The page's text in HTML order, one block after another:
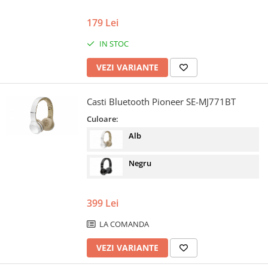
179 Lei
IN STOC
VEZI VARIANTE
Casti Bluetooth Pioneer SE-MJ771BT
Culoare:
Alb
Negru
399 Lei
LA COMANDA
VEZI VARIANTE